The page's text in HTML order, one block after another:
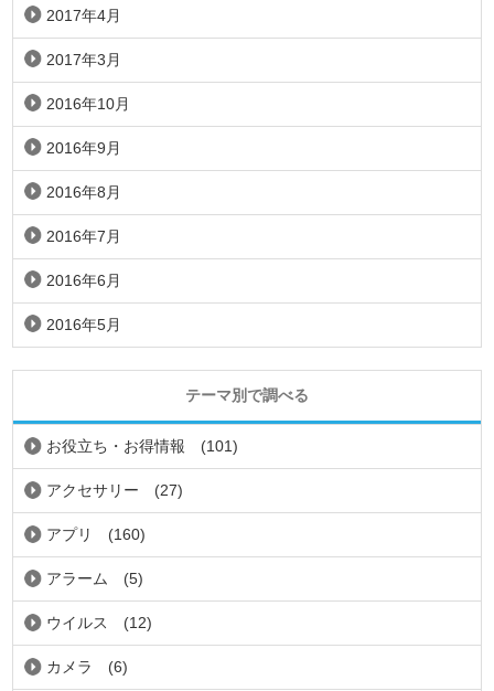
2017年4月
2017年3月
2016年10月
2016年9月
2016年8月
2016年7月
2016年6月
2016年5月
テーマ別で調べる
お役立ち・お得情報 (101)
アクセサリー (27)
アプリ (160)
アラーム (5)
ウイルス (12)
カメラ (6)